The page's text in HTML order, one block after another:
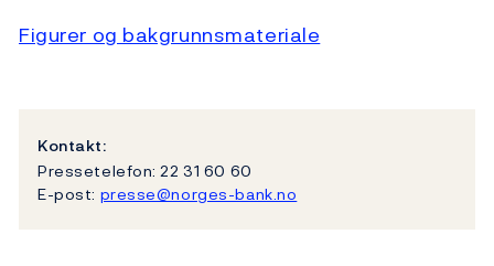
Figurer og bakgrunnsmateriale
Kontakt:
Pressetelefon: 22 31 60 60
E-post: presse@norges-bank.no